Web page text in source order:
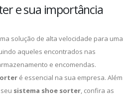
e sua importância
solução de alta velocidade para uma
aqueles encontrados nas
e encomendas.
é essencial na sua empresa. Além
sistema shoe sorter, confira as